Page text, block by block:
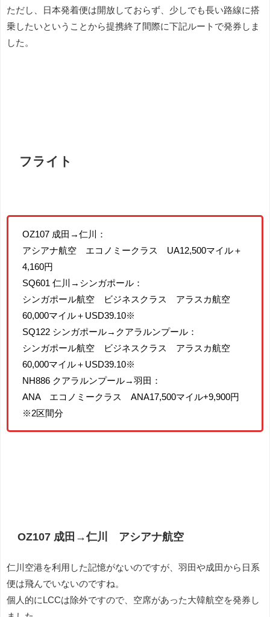
ただし、日本発着便は開放しておらず、少しでも長い路線に搭
乗したいということから提携終了間際に下記ルートで発券しま
した。
フライト
OZ107 成田→仁川：
アシアナ航空 エコノミークラス UA12,500マイル＋
4,160円
SQ601 仁川→シンガポール：
シンガポール航空 ビジネスクラス アラスカ航空
60,000マイル＋USD39.10※
SQ122 シンガポール→クアラルンプール：
シンガポール航空 ビジネスクラス アラスカ航空
60,000マイル＋USD39.10※
NH886 クアラルンプール→羽田：
ANA エコノミークラス ANA17,500マイル+9,900円
※2区間分
OZ107 成田→仁川 アシアナ航空
仁川空港を利用した記憶がないのですが、羽田や成田から日系
便は飛んでいないのですね。
個人的にLCCは除外ですので、空席があった大韓航空を発券し